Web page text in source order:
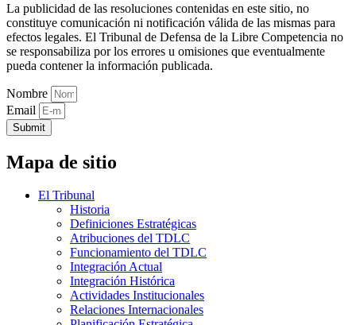
La publicidad de las resoluciones contenidas en este sitio, no
constituye comunicación ni notificación válida de las mismas para
efectos legales. El Tribunal de Defensa de la Libre Competencia no
se responsabiliza por los errores u omisiones que eventualmente
pueda contener la información publicada.
Nombre
Email
Submit
Mapa de sitio
El Tribunal
Historia
Definiciones Estratégicas
Atribuciones del TDLC
Funcionamiento del TDLC
Integración Actual
Integración Histórica
Actividades Institucionales
Relaciones Internacionales